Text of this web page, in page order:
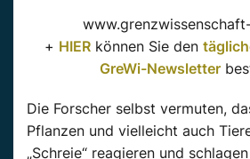
+ HIER können Sie den
GreWi-Newsletter
Die Forscher selbst vermuten,
Pflanzen und vielleicht auch
„Schreie“ reagieren und